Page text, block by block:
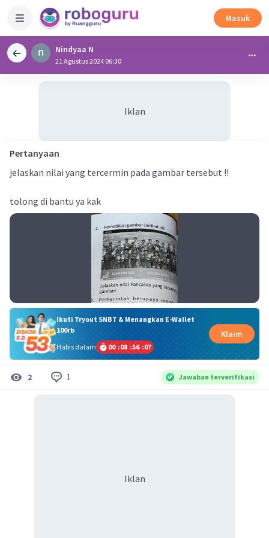
Masuk
Nindyaa N
21 Agustus 2024 06:30
Iklan
Pertanyaan
jelaskan nilai yang tercermin pada gambar tersebut !!
tolong di bantu ya kak
Ikuti Tryout SNBT & Menangkan E-Wallet
100rb
Habis dalam
00 :08 :56 :07
Klaim
2 1 Jawaban terverifikasi
Iklan